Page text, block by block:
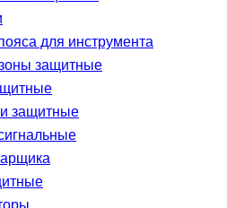
для инструмента
защитные
защитные